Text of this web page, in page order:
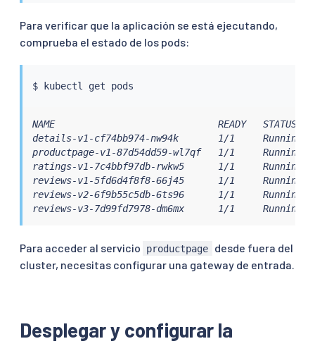
Para verificar que la aplicación se está ejecutando,
comprueba el estado de los pods:
$ kubectl
NAME                             READY   STATUS
details-v1-cf74bb974-nw94k       1/1
productpage-v1-87d54dd59-wl7qf   1/1
ratings-v1-7c4bbf97db-rwkw5      1/1
reviews-v1-5fd6d4f8f8-66j45      1/1
reviews-v2-6f9b55c5db-6ts96      1/1
reviews-v3-7d99fd7978-dm6mx      1/1
Para acceder al servicio productpage
desde fuera del
cluster, necesitas configurar una gateway de entrada.
Desplegar y configurar la